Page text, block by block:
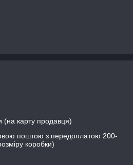
(на карту продавця)
поштою з передоплатою 200-
коробки)